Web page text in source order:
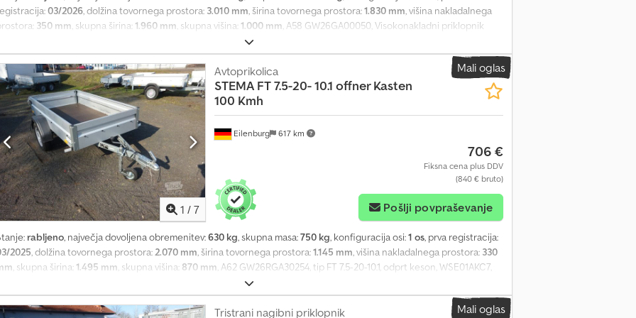
03/2026, dolžina tovornega prostora: 3.010 mm, širina tovornega prostora:1.830 mm, višina nakladalnega
350 mm, skupna širina:1.960 mm, skupna višina:1.000 mm, A58 GW26GA00050, Visokonakladni priklopnik
proizvajalca STEMA, tip SySTEMA SH .1, Chodpfeyqdrdox Aglja Skupna masa: 1.500 kg, odprta keson, 3,01 m x 1,83 m, 100
h, vztrajnostna zavora, nizko podvozje...in še veliko več. Pridržujemo si pravico do napak in vmesne prodaje.
Mali oglas
1 / 7
Eilenburg 617 km
Avtoprikolica
STEMA FT 7.5-20- 10.1 offner Kasten
100 Kmh
706 €
Fiksna cena plus DDV
(840 € bruto)
Pošlji povpraševanje
rabljeno, največja dovoljena obremenitev:630 kg, skupna masa:750 kg, konfiguracija osi:1 os, prva registracija:
2025 , dolžina tovornega prostora: 2.070 mm , širina tovornega prostora:1.145 mm , višina nakladalnega prostora: 330
, skupna širina:1.495 mm , skupna višina: 870 mm , A62 GW26RGA30254, tip FT 7.5-20-10.1, odprt keson, WSE01AKC7,
dovoljena skupna masa 750 kg, 100 km/h, nameščeno podporno kolo ... in še veliko več. Vozilo ni obnovljeno.
si pravico do napak in vmesne prodaje. Chedpeyqdrkofx Aglsa
Mali oglas
Tristrani nagibni priklopnik